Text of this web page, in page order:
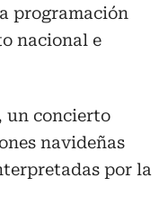
programación
nacional e
un concierto
navideñas
por la